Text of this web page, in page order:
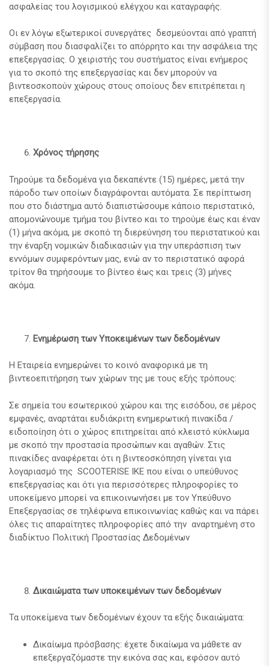
ασφαλείας του λογισμικού ελέγχου και καταγραφής.
Οι εν λόγω εξωτερικοί συνεργάτες δεσμεύονται από γραπτή
σύμβαση που διασφαλίζει το απόρρητο και την ασφάλεια της
επεξεργασίας. Ο χειριστής του συστήματος είναι ενήμερος
για το σκοπό της επεξεργασίας και δεν μπορούν να
βιντεοσκοπούν χώρους στους οποίους δεν επιτρέπεται η
επεξεργασία.
Χρόνος τήρησης
Τηρούμε τα δεδομένα για δεκαπέντε (15) ημέρες, μετά την
πάροδο των οποίων διαγράφονται αυτόματα. Σε περίπτωση
που στο διάστημα αυτό διαπιστώσουμε κάποιο περιστατικό,
απομονώνουμε τμήμα του βίντεο και το τηρούμε έως και έναν
(1) μήνα ακόμα, με σκοπό τη διερεύνηση του περιστατικού και
την έναρξη νομικών διαδικασιών για την υπεράσπιση των
εννόμων συμφερόντων μας, ενώ αν το περιστατικό αφορά
τρίτον θα τηρήσουμε το βίντεο έως και τρεις (3) μήνες
ακόμα.
Ενημέρωση των Υποκειμένων των δεδομένων
Η Εταιρεία ενημερώνει το κοινό αναφορικά με τη
βιντεοεπιτήρηση των χώρων της με τους εξής τρόπους:
Σε σημεία του εσωτερικού χώρου και της εισόδου, σε μέρος
εμφανές, αναρτάται ευδιάκριτη ενημερωτική πινακίδα /
ειδοποίηση ότι ο χώρος επιτηρείται από κλειστό κύκλωμα
με σκοπό την προστασία προσώπων και αγαθών. Στις
πινακίδες αναφέρεται ότι η βιντεοσκόπηση γίνεται για
λογαριασμό της SCOOTERISE ΙΚΕ που είναι ο υπεύθυνος
επεξεργασίας και ότι για περισσότερες πληροφορίες το
υποκείμενο μπορεί να επικοινωνήσει με τον Υπεύθυνο
Επεξεργασίας σε τηλέφωνα επικοινωνίας καθώς και να πάρει
όλες τις απαραίτητες πληροφορίες από την αναρτημένη στο
διαδίκτυο Πολιτική Προστασίας Δεδομένων
Δικαιώματα των υποκειμένων των δεδομένων
Τα υποκείμενα των δεδομένων έχουν τα εξής δικαιώματα:
Δικαίωμα πρόσβασης: έχετε δικαίωμα να μάθετε αν
επεξεργαζόμαστε την εικόνα σας και, εφόσον αυτό